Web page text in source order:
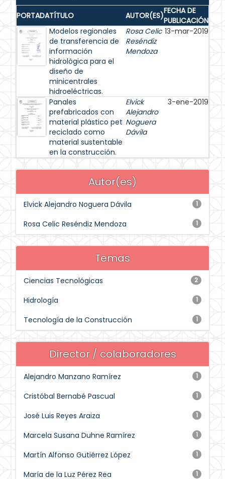
PORTADATÍTULO AUTOR(ES)FECHA DE
PUBLICACIÓN
Modelos regionales
de transferencia de
información
hidrológica para el
diseño de
minicentrales
hidroeléctricas.
Rosa Celic
Reséndiz
Mendoza
13-mar-2019
Panales
prefabricados con
material plástico pet
reciclado como
material sustentable
en la construcción.
Elvick
Alejandro
Noguera
Dávila
3-ene-2019
Autor(es)
1
Elvick Alejandro Noguera Dávila
1
Rosa Celic Reséndiz Mendoza
Temas
2
Ciencias Tecnológicas
1
Hidrología
1
Tecnología de la Construcción
Director / colaboradores
1
Alejandro Manzano Ramírez
1
Cristóbal Bernabé Pascual
1
José Luis Reyes Araiza
1
Marcela Susana Duhne Ramírez
1
Martín Alfonso Gutiérrez López
1
María de la Luz Pérez Rea